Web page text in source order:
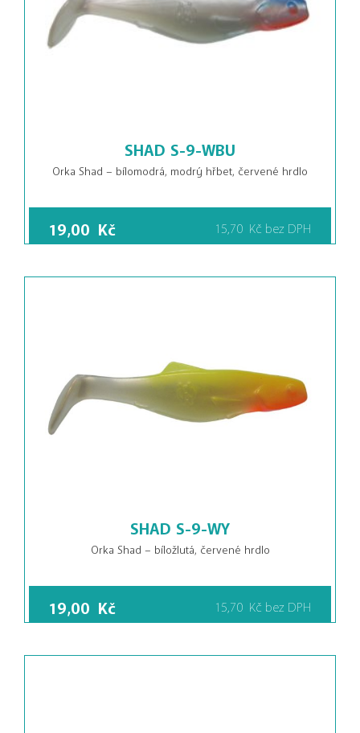
SHAD S-9-WBU
Orka Shad – bílomodrá, modrý hřbet, červené hrdlo
19,00 Kč 15,70 Kč bez DPH
SHAD S-9-WY
Orka Shad – bíložlutá, červené hrdlo
19,00 Kč 15,70 Kč bez DPH